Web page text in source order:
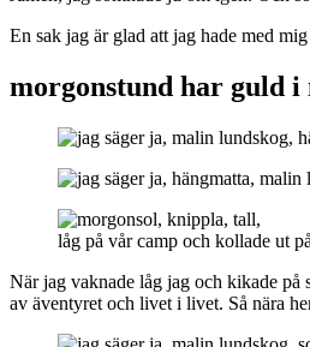
En sak jag är glad att jag hade med
morgonstund har guld
låg på vår camp och kollade ut
När jag vaknade låg jag och kikade på
av äventyret och livet i livet. Så nära